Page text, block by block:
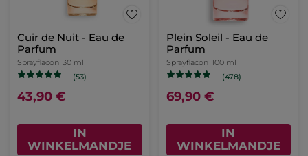
Cuir de Nuit - Eau de
Parfum
Sprayflacon 30 ml
(53)
43,90 €
IN
WINKELMANDJE
Plein Soleil - Eau de
Parfum
Sprayflacon 100 ml
(478)
69,90 €
IN
WINKELMANDJE